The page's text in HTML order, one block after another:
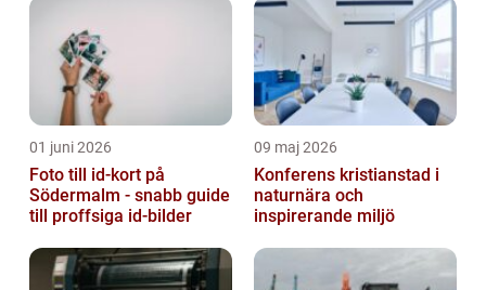
01 juni 2026
Foto till id-kort på
Södermalm - snabb guide
till proffsiga id-bilder
09 maj 2026
Konferens kristianstad i
naturnära och
inspirerande miljö